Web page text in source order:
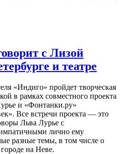
с Лизой
и театре
«Индиго» пройдет творческая
в рамках совместного проекта
и «Фонтанки.ру»
Все встречи проекта — это
Льва Лурье с
лично ему
разные темы, в том числе о
на Неве.